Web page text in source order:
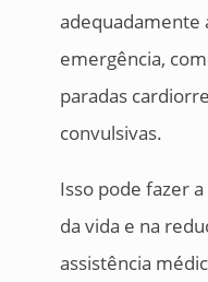
adequadamente
emergência,
paradas
convulsivas.
Isso pode fazer
da vida e na
assistência